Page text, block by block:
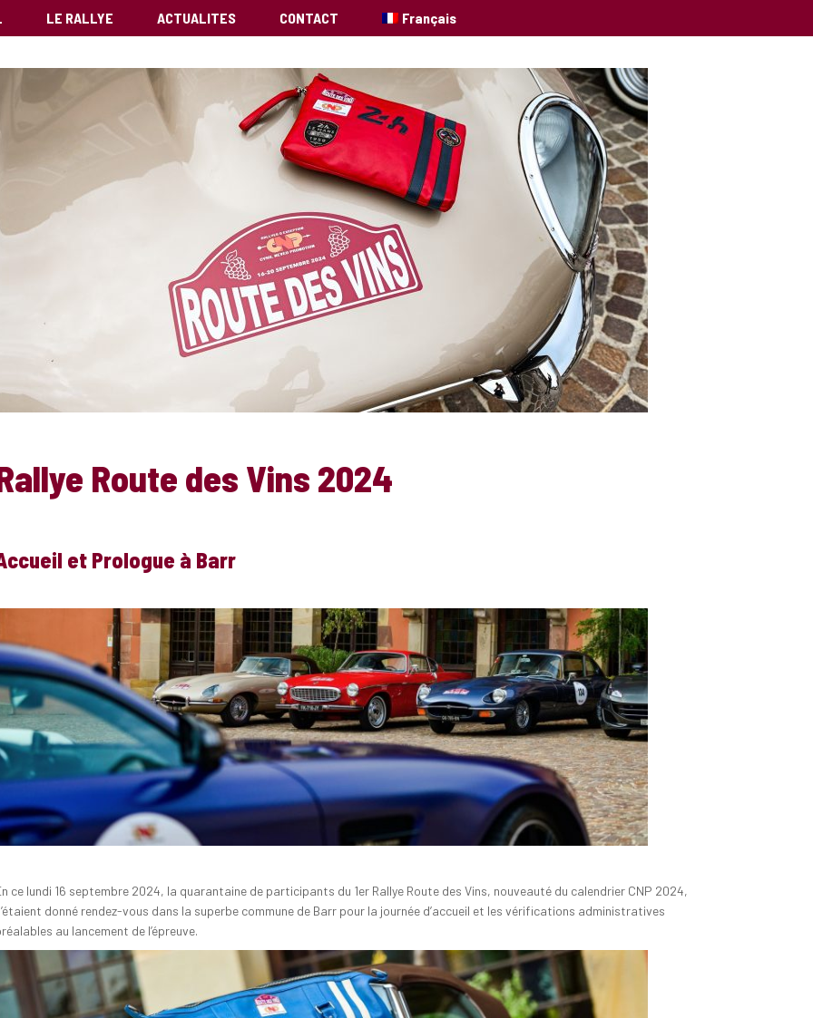
LE RALLYE ACTUALITES CONTACT Français
Route des Vins 2024
et Prologue à Barr
ce lundi 16 septembre 2024, la quarantaine de participants du 1er Rallye Route des Vins, nouveauté du calendrier CNP 2024,
donné rendez-vous dans la superbe commune de Barr pour la journée d’accueil et les vérifications administratives
au lancement de l’épreuve.